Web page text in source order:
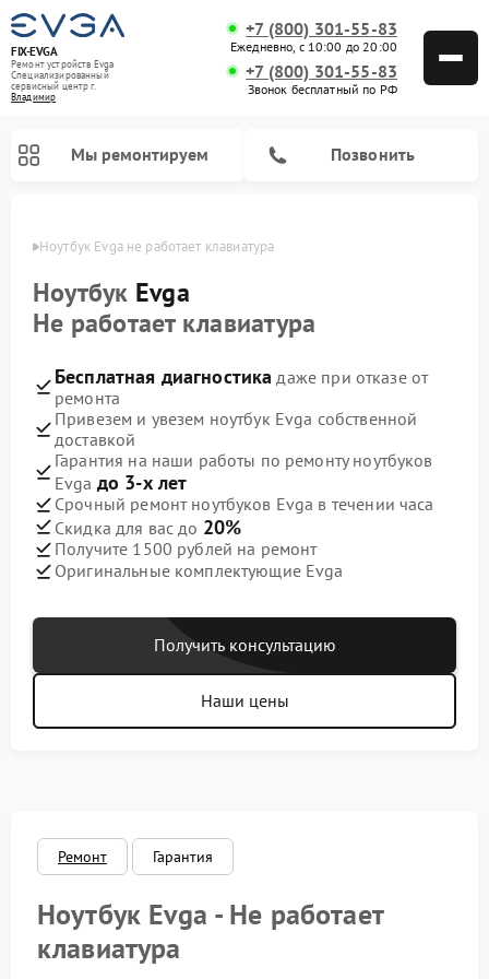
FIX-EVGA
Ремонт устройств Evga
Специализированный
cервисный центр г.
Владимир
+7 (800) 301-55-83
Ежедневно, с 10:00 до 20:00
+7 (800) 301-55-83
Звонок бесплатный по РФ
Мы ремонтируем Позвонить
Ноутбук Evga не работает клавиатура
Ноутбук Evga
Не работает клавиатура
Бесплатная диагностика даже при отказе от
ремонта
Привезем и увезем ноутбук Evga собственной
доставкой
Гарантия на наши работы по ремонту ноутбуков
Evga до 3-х лет
Срочный ремонт ноутбуков Evga в течении часа
Скидка для вас до 20%
Получите 1500 рублей на ремонт
Оригинальные комплектующие Evga
Получить консультацию
Наши цены
Ремонт Гарантия
Ноутбук Evga - Не работает
клавиатура